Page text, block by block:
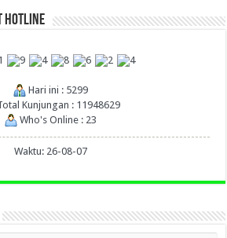
HOTLINE
Hari ini : 5299
Kunjungan : 11948629
Who's Online : 23
Waktu: 26-08-07